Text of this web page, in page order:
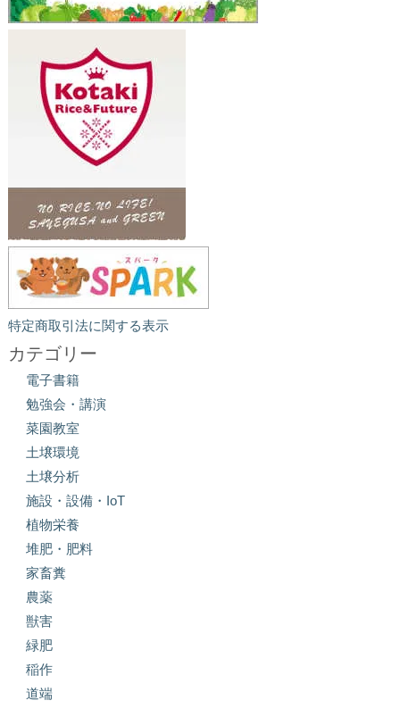
特定商取引法に関する表示
カテゴリー
電子書籍
勉強会・講演
菜園教室
土壌環境
土壌分析
施設・設備・IoT
植物栄養
堆肥・肥料
家畜糞
農薬
獣害
緑肥
稲作
道端